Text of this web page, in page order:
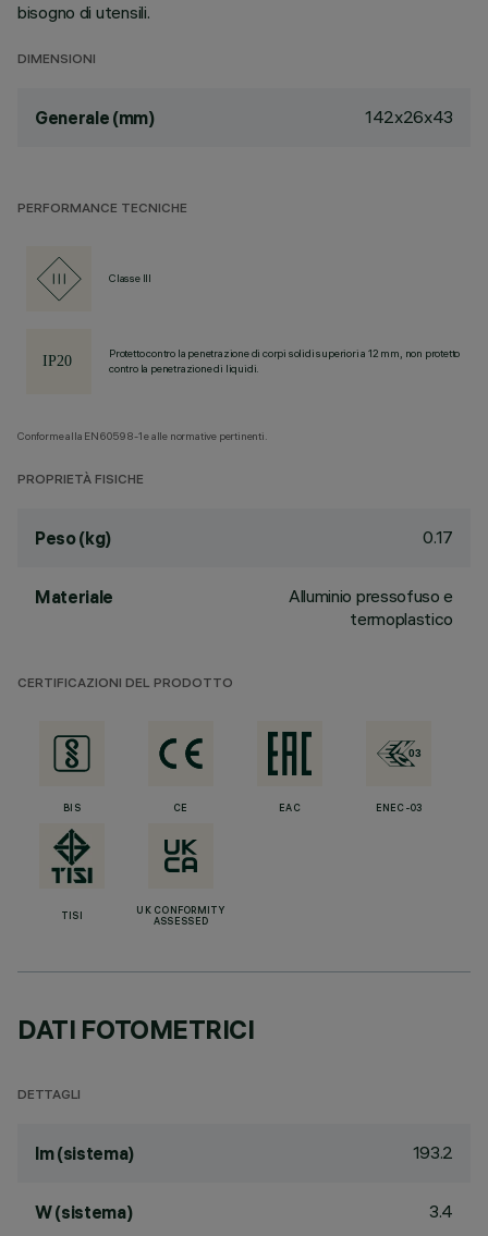
bisogno di utensili.
DIMENSIONI
Generale (mm) 142x26x43
PERFORMANCE TECNICHE
Classe III
Protetto contro la penetrazione di corpi solidi superiori a 12 mm, non protetto
contro la penetrazione di liquidi.
Conforme alla EN60598-1 e alle normative pertinenti.
PROPRIETÀ FISICHE
Peso (kg) 0.17
Materiale
Alluminio pressofuso e
termoplastico
CERTIFICAZIONI DEL PRODOTTO
BIS CE EAC ENEC-03
TISI
UK CONFORMITY
ASSESSED
DATI FOTOMETRICI
DETTAGLI
lm (sistema) 193.2
W (sistema) 3.4